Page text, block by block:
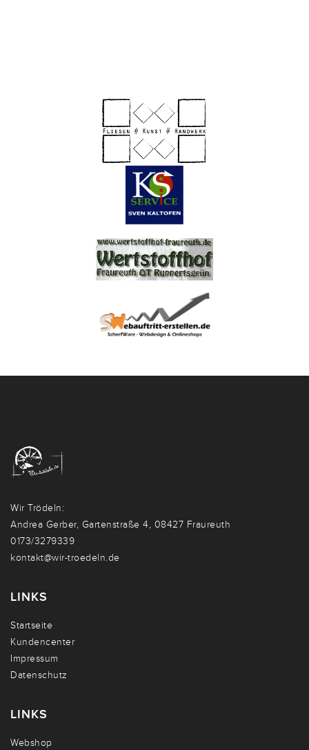
Wir Trödeln:
Andrea Gerber, Gartenstraße 4, 08427 Fraureuth
0173/3279339
kontakt@wir-troedeln.de
LINKS
Startseite
Kundencenter
Impressum
Datenschutz
LINKS
Webshop